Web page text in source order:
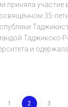
приняла участие
35-
Таджикско-
и
1 2 3